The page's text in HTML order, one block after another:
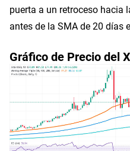
puerta a un retroceso hacia
antes de la SMA de 20 días
Gráfico de Precio del